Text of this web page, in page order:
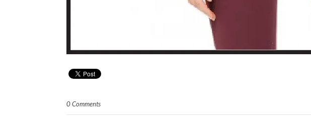
0 Comments